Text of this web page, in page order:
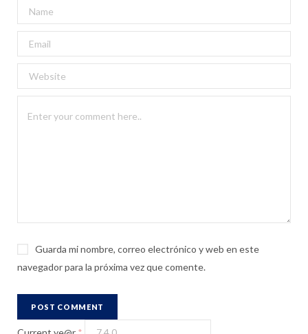
Guarda mi nombre, correo electrónico y web en este
navegador para la próxima vez que comente.